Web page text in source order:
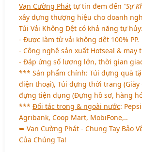
Vạn Cường Phát tự tin đem đến "Sự
xây dựng thượng hiệu cho doanh
Túi Vải Không Dệt có khả năng tự hủy:
- Được làm từ vải không dệt 100% PP.
- Công nghệ sản xuất Hotseal & may
- Đáp ứng số lượng lớn, thời gian
*** Sản phẩm chính: Túi đựng quà
điện thoại), Túi đựng thời trang (Giày
đựng tiện dụng (Đựng hồ sơ, hàng
***Đối tác trong & ngoài nước:
Agribank, Coop Mart, MobiFone,..
➥ Vạn Cường Phát - Chung Tay Bảo
Của Chúng Ta!